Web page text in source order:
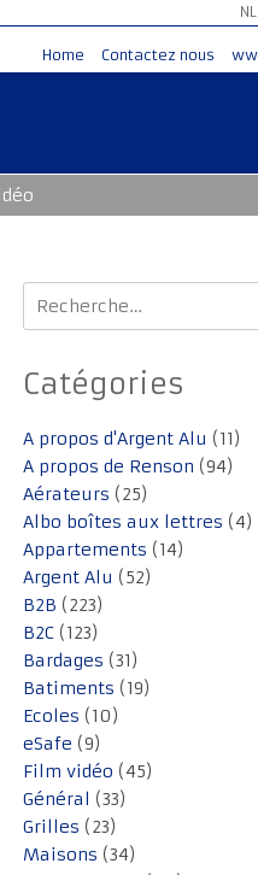
NL
Home Contactez nous
Rechercher :
Catégories
A propos d'Argent Alu (11)
A propos de Renson (94)
Aérateurs (25)
Albo boîtes aux lettres (4)
Appartements (14)
Argent Alu (52)
B2B (223)
B2C (123)
Bardages (31)
Batiments (19)
Ecoles (10)
eSafe (9)
Film vidéo (45)
Général (33)
Grilles (23)
Maisons (34)